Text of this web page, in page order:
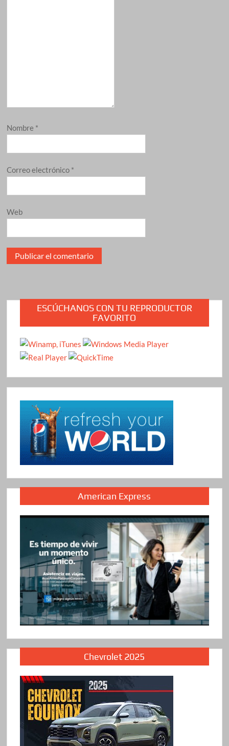
Nombre *
Correo electrónico *
Web
ESCÚCHANOS CON TU REPRODUCTOR
FAVORITO
American Express
Chevrolet 2025